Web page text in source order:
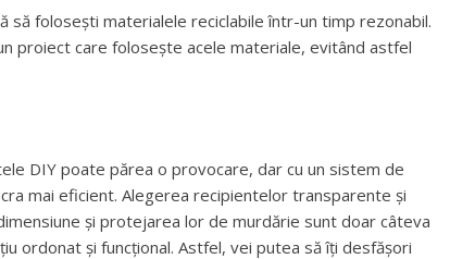
să folosești materialele reciclabile într-un timp rezonabil.
proiect care folosește acele materiale, evitând astfel
DIY poate părea o provocare, dar cu un sistem de
mai eficient. Alegerea recipientelor transparente și
și protejarea lor de murdărie sunt doar câteva
ordonat și funcțional. Astfel, vei putea să îți desfășori